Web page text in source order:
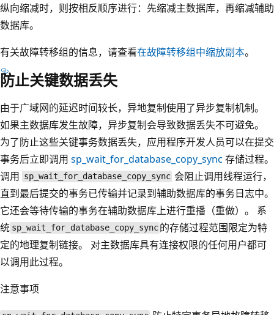
纵向缩减时，则按相反顺序进行：先缩减主数据库，再缩减辅助
数据库。
有关故障转移组的信息，请查看在故障转移组中缩放副本。
防止关键数据丢失
由于广域网的延迟时间较长，异地复制使用了异步复制机制。
如果主数据库发生故障，异步复制会导致数据丢失不可避免。
为了防止这些关键事务数据丢失，应用程序开发人员可以在提交
事务后立即调用 sp_wait_for_database_copy_sync 存储过程。
调用 sp_wait_for_database_copy_sync 会阻止调用线程运行，
直到最后提交的事务已传输并记录到辅助数据库的事务日志中。
它还会等待传输的事务在辅助数据库上进行重播（重做）。 系
统 sp_wait_for_database_copy_sync 的存储过程范围限定为特
定的地理复制链接。 对主数据库具有连接权限的任何用户都可
以调用此过程。
注意事项